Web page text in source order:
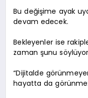
Bu değişime ayak
devam edecek.
Bekleyenler ise
zaman şunu
“Dijitalde
hayatta da